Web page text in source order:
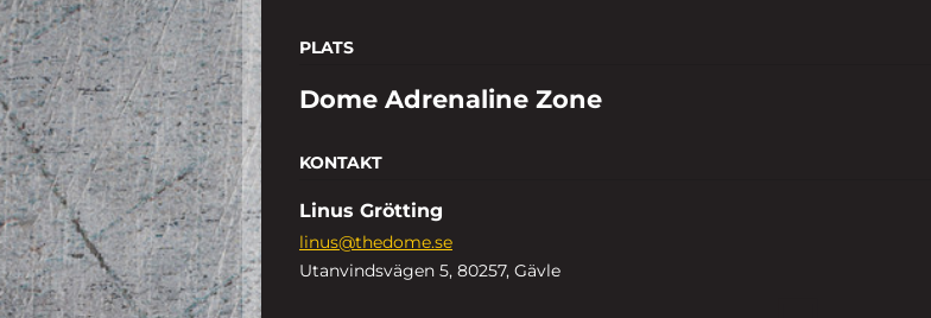
PLATS
Dome Adrenaline Zone
KONTAKT
Linus Grötting
linus@thedome.se
Utanvindsvägen 5, 80257, Gävle